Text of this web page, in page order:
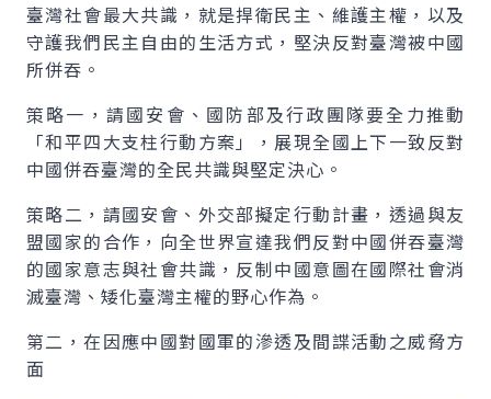
臺灣社會最大共識，就是捍衛民主、維護主權，以及
守護我們民主自由的生活方式，堅決反對臺灣被中國
所併吞。
策略一，請國安會、國防部及行政團隊要全力推動
「和平四大支柱行動方案」，展現全國上下一致反對
中國併吞臺灣的全民共識與堅定決心。
策略二，請國安會、外交部擬定行動計畫，透過與友
盟國家的合作，向全世界宣達我們反對中國併吞臺灣
的國家意志與社會共識，反制中國意圖在國際社會消
滅臺灣、矮化臺灣主權的野心作為。
第二，在因應中國對國軍的滲透及間諜活動之威脅方
面